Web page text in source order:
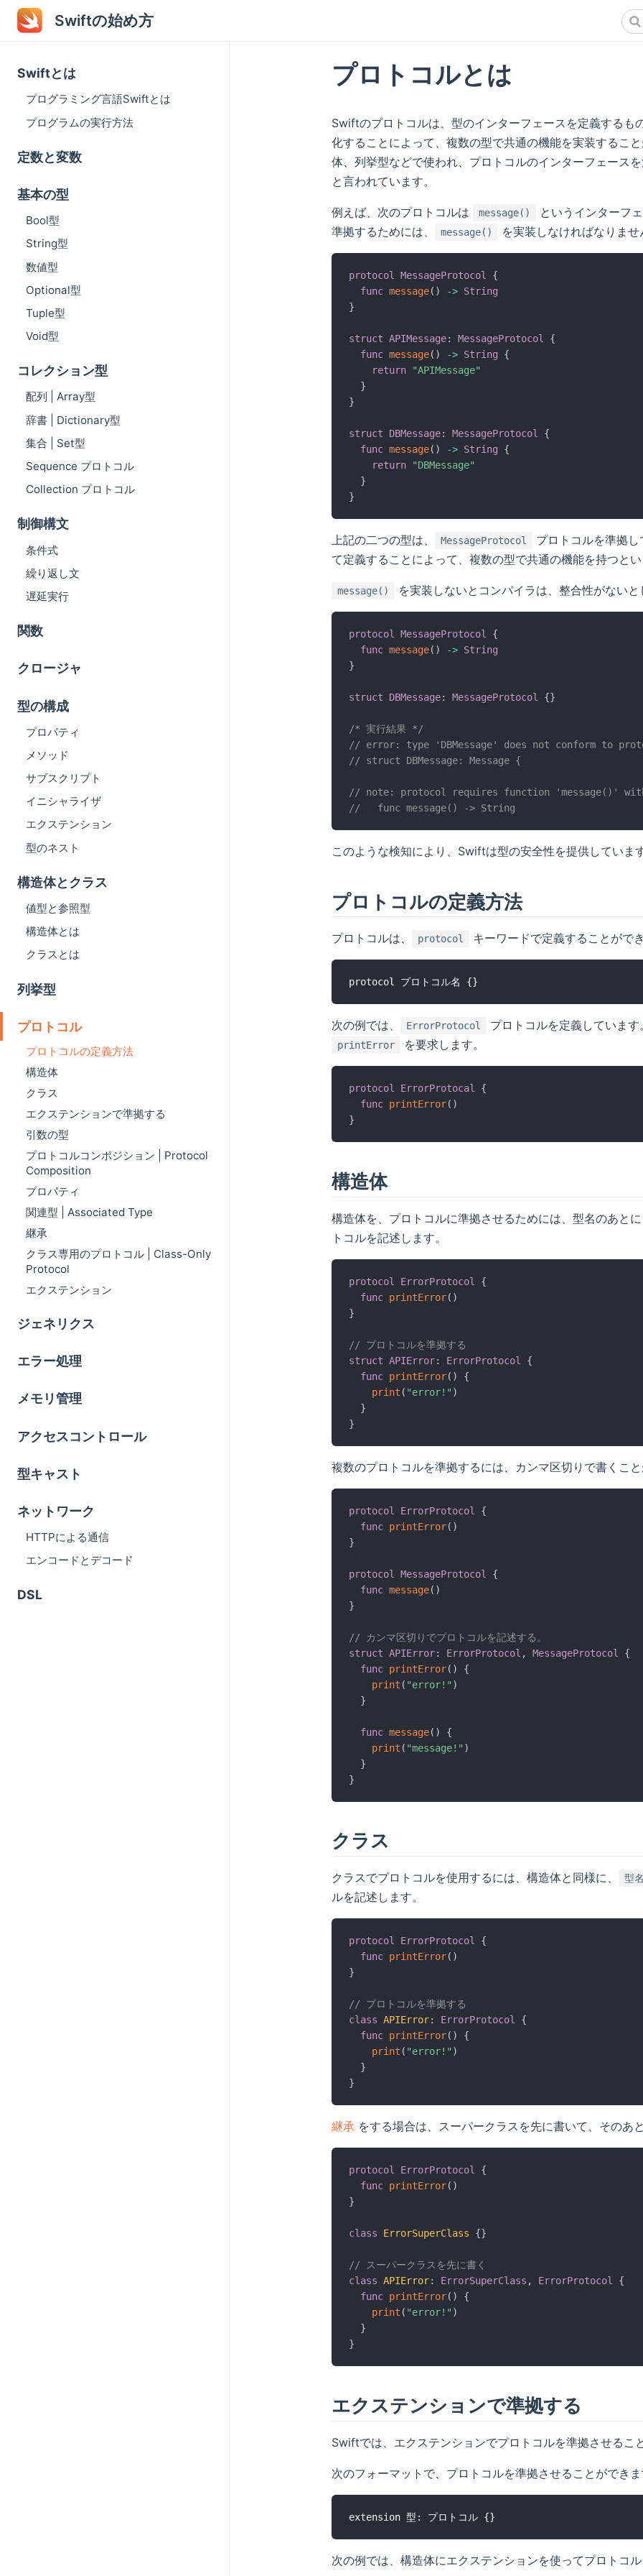
Swiftの始め方
Swiftとは
プログラミング言語Swiftとは
プログラムの実行方法
定数と変数
基本の型
Bool型
String型
数値型
Optional型
Tuple型
Void型
コレクション型
配列 | Array型
辞書 | Dictionary型
集合 | Set型
Sequence プロトコル
Collection プロトコル
制御構文
条件式
繰り返し文
遅延実行
関数
クロージャ
型の構成
プロパティ
メソッド
サブスクリプト
イニシャライザ
エクステンション
型のネスト
構造体とクラス
値型と参照型
構造体とは
クラスとは
列挙型
プロトコル
プロトコルの定義方法
構造体
クラス
エクステンションで準拠する
引数の型
プロトコルコンポジション | Protocol
Composition
プロパティ
関連型 | Associated Type
継承
クラス専用のプロトコル | Class-Only
Protocol
エクステンション
ジェネリクス
エラー処理
メモリ管理
アクセスコントロール
型キャスト
ネットワーク
HTTPによる通信
エンコードとデコード
DSL
プロトコルとは
Swiftのプロトコルは、型のインターフェースを定義するも
化することによって、複数の型で共通の機能を実装するこ
体、列挙型などで使われ、プロトコルのインターフェースを
と言われています。
例えば、次のプロトコルは message()
というインターフ
準拠するためには、
message() を実装しなければなりませ
protocol MessageProtocol
{
func message( ) -> String
}
struct APIMessage: MessageProtocol
{
func message( ) -> String
{
return
"APIMessage"
}
}
struct DBMessage: MessageProtocol
{
func message( ) -> String
{
return
"DBMessage"
}
}
上記の二つの型は、 MessageProtocol
プロトコルを準拠
て定義することによって、複数の型で共通の機能を持つと
message() を実装しないとコンパイラは、整合性がないと
protocol MessageProtocol
{
func message( ) -> String
}
struct DBMessage: MessageProtocol {}
/* 実行結果 */
// error: type 'DBMessage' does not conform to
// struct DBMessage: Message {
// note: protocol requires function 'message()'
//   func message() -> String
このような検知により、Swiftは型の安全性を提供しています
プロトコルの定義方法
プロトコルは、 protocol キーワードで定義することができ
次の例では、 ErrorProtocol プロトコルを定義していま
printError を要求します。
protocol ErrorProtocal
{
func printError( )
}
構造体
構造体を、プロトコルに準拠させるためには、型名のあとに
トコルを記述します。
protocol ErrorProtocol
{
func printError( )
}
// プロトコルを準拠する
struct APIError: ErrorProtocol
{
func printError( )
{
print ( "error!" )
}
}
複数のプロトコルを準拠するには、カンマ区切りで書くこと
protocol ErrorProtocol
{
func printError( )
}
protocol MessageProtocol
{
func message( )
}
// カンマ区切りでプロトコルを記述する。
struct APIError: ErrorProtocol , MessageProtocol
{
func printError( )
{
print ( "error!" )
}
func message( )
{
print ( "message!" )
}
}
クラス
クラスでプロトコルを使用するには、構造体と同様に、 型
ルを記述します。
protocol ErrorProtocol
{
func printError( )
}
// プロトコルを準拠する
class APIError: ErrorProtocol
{
func printError( )
{
print ( "error!" )
}
}
継承 をする場合は、スーパークラスを先に書いて、そのあ
protocol ErrorProtocol
{
func printError( )
}
class ErrorSuperClass {}
// スーパークラスを先に書く
class APIError: ErrorSuperClass , ErrorProtocol
{
func printError( )
{
print ( "error!" )
}
}
エクステンションで準拠する
Swiftでは、エクステンションでプロトコルを準拠させるこ
次のフォーマットで、プロトコルを準拠させることができま
次の例では、構造体にエクステンションを使ってプロトコル